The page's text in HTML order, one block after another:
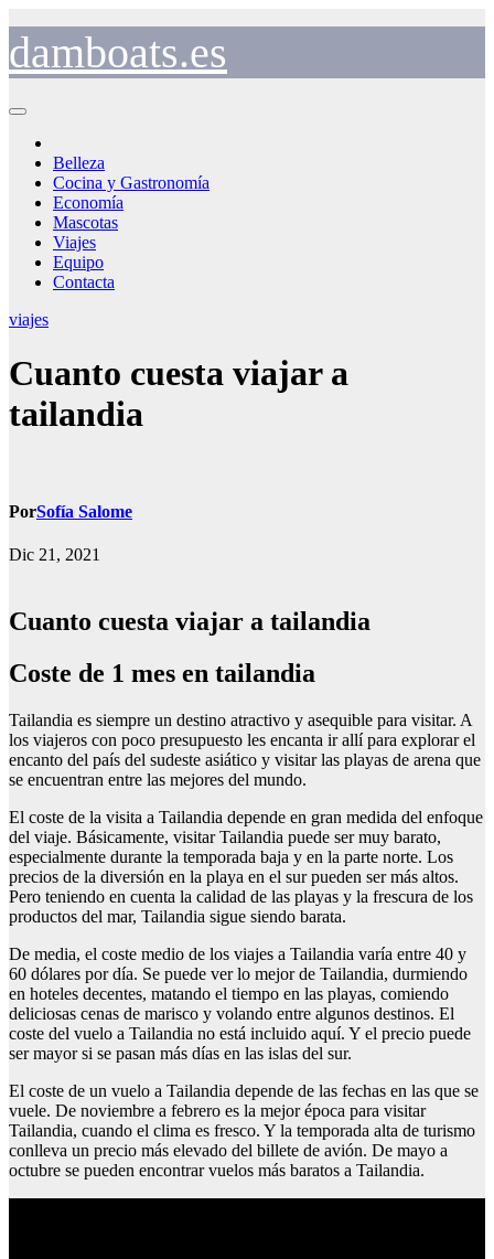
contenido
damboats.es
Belleza
Cocina y Gastronomía
Economía
Mascotas
Viajes
Equipo
Contacta
viajes
Cuanto cuesta viajar a
tailandia
PorSofía Salome
Dic 21, 2021
Cuanto cuesta viajar a tailandia
Coste de 1 mes en tailandia
Tailandia es siempre un destino atractivo y asequible para visitar. A
los viajeros con poco presupuesto les encanta ir allí para explorar el
encanto del país del sudeste asiático y visitar las playas de arena que
se encuentran entre las mejores del mundo.
El coste de la visita a Tailandia depende en gran medida del enfoque
del viaje. Básicamente, visitar Tailandia puede ser muy barato,
especialmente durante la temporada baja y en la parte norte. Los
precios de la diversión en la playa en el sur pueden ser más altos.
Pero teniendo en cuenta la calidad de las playas y la frescura de los
productos del mar, Tailandia sigue siendo barata.
De media, el coste medio de los viajes a Tailandia varía entre 40 y
60 dólares por día. Se puede ver lo mejor de Tailandia, durmiendo
en hoteles decentes, matando el tiempo en las playas, comiendo
deliciosas cenas de marisco y volando entre algunos destinos. El
coste del vuelo a Tailandia no está incluido aquí. Y el precio puede
ser mayor si se pasan más días en las islas del sur.
El coste de un vuelo a Tailandia depende de las fechas en las que se
vuele. De noviembre a febrero es la mejor época para visitar
Tailandia, cuando el clima es fresco. Y la temporada alta de turismo
conlleva un precio más elevado del billete de avión. De mayo a
octubre se pueden encontrar vuelos más baratos a Tailandia.